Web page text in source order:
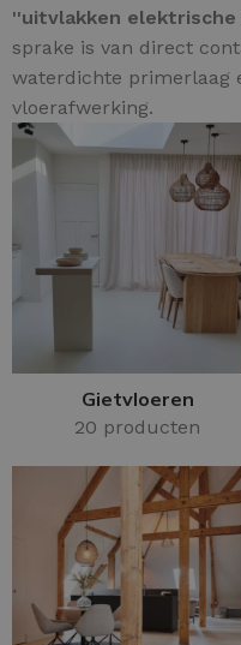
''uitvlakken
sprake is van direct
waterdichte primerlaag
vloerafwerking.
Gietvloeren
20 producten